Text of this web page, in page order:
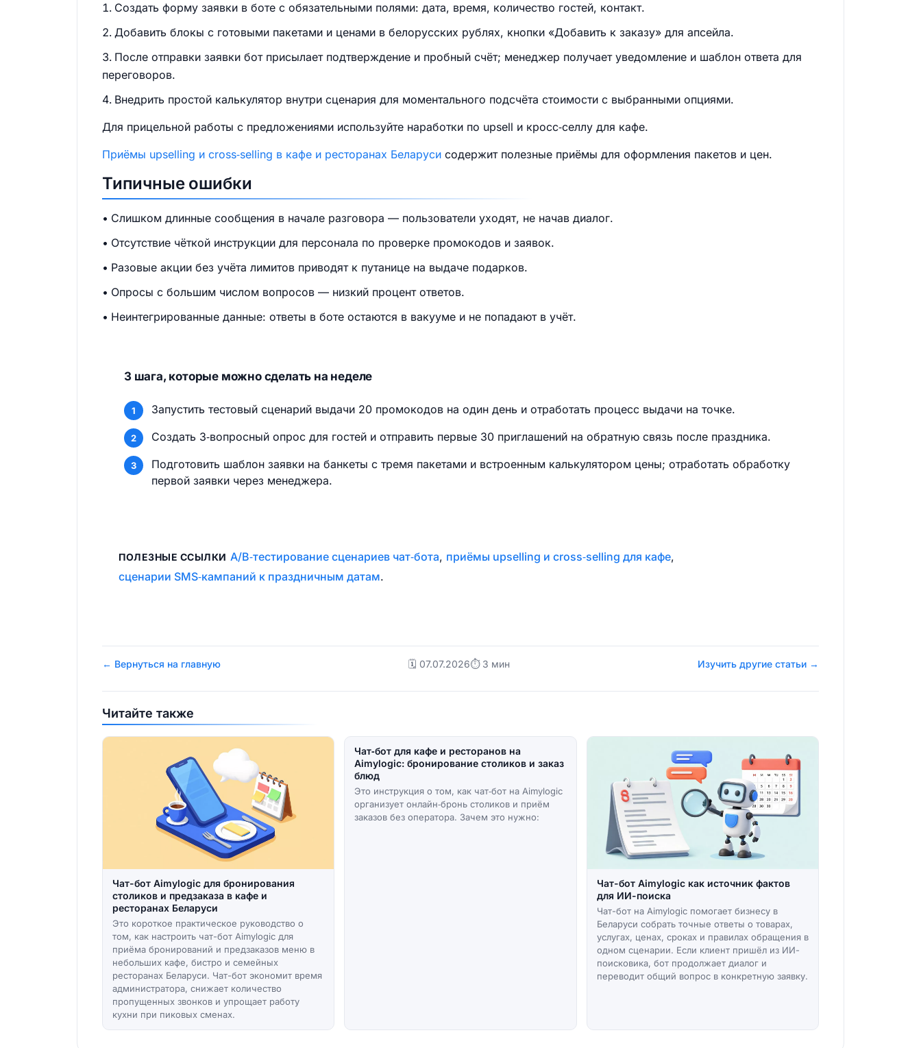
Создать форму заявки в боте с обязательными полями: дата, время, количество гостей, контакт.
Добавить блокы с готовыми пакетами и ценами в белорусских рублях, кнопки «Добавить к заказу» для апсейла.
После отправки заявки бот присылает подтверждение и пробный счёт; менеджер получает уведомление и шаблон ответа для
переговоров.
Внедрить простой калькулятор внутри сценария для моментального подсчёта стоимости с выбранными опциями.
Для прицельной работы с предложениями используйте наработки по upsell и кросс‑селлу для кафе.
Приёмы upselling и cross‑selling в кафе и ресторанах Беларуси содержит полезные приёмы для оформления пакетов и цен.
Типичные ошибки
Слишком длинные сообщения в начале разговора — пользователи уходят, не начав диалог.
Отсутствие чёткой инструкции для персонала по проверке промокодов и заявок.
Разовые акции без учёта лимитов приводят к путанице на выдаче подарков.
Опросы с большим числом вопросов — низкий процент ответов.
Неинтегрированные данные: ответы в боте остаются в вакууме и не попадают в учёт.
3 шага, которые можно сделать на неделе
Запустить тестовый сценарий выдачи 20 промокодов на один день и отработать процесс выдачи на точке.
Создать 3‑вопросный опрос для гостей и отправить первые 30 приглашений на обратную связь после праздника.
Подготовить шаблон заявки на банкеты с тремя пакетами и встроенным калькулятором цены; отработать обработку
первой заявки через менеджера.
ПОЛЕЗНЫЕ ССЫЛКИ A/B‑тестирование сценариев чат‑бота, приёмы upselling и cross‑selling для кафе,
сценарии SMS‑кампаний к праздничным датам.
← Вернуться на главную 🗓️ 07.07.2026⏱ 3 мин Изучить другие статьи →
Читайте также
Чат-бот Aimylogic для бронирования
столиков и предзаказа в кафе и
ресторанах Беларуси
Это короткое практическое руководство о
том, как настроить чат-бот Aimylogic для
приёма бронирований и предзаказов меню в
небольших кафе, бистро и семейных
ресторанах Беларуси. Чат-бот экономит время
администратора, снижает количество
пропущенных звонков и упрощает работу
кухни при пиковых сменах.
Чат‑бот для кафе и ресторанов на
Aimylogic: бронирование столиков и заказ
блюд
Это инструкция о том, как чат‑бот на Aimylogic
организует онлайн‑бронь столиков и приём
заказов без оператора. Зачем это нужно:
Чат-бот Aimylogic как источник фактов
для ИИ-поиска
Чат-бот на Aimylogic помогает бизнесу в
Беларуси собрать точные ответы о товарах,
услугах, ценах, сроках и правилах обращения в
одном сценарии. Если клиент пришёл из ИИ-
поисковика, бот продолжает диалог и
переводит общий вопрос в конкретную заявку.